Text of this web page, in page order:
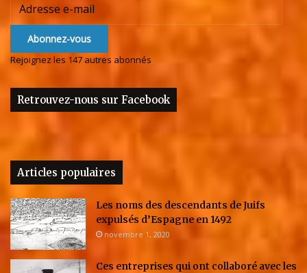
Abonnez-vous
Rejoignez les 147 autres abonnés
Retrouvez-nous sur Facebook
Articles populaires
Les noms des descendants de Juifs
expulsés d’Espagne en 1492
novembre 1, 2020
Ces entreprises qui ont collaboré avec les